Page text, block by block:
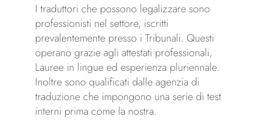
I traduttori che possono legalizzare sono
professionisti nel settore, iscritti
prevalentemente presso i Tribunali. Questi
operano grazie agli attestati professionali,
Lauree in lingue ed esperienza pluriennale.
Inoltre sono qualificati dalle agenzia di
traduzione che impongono una serie di test
interni prima come la nostra.